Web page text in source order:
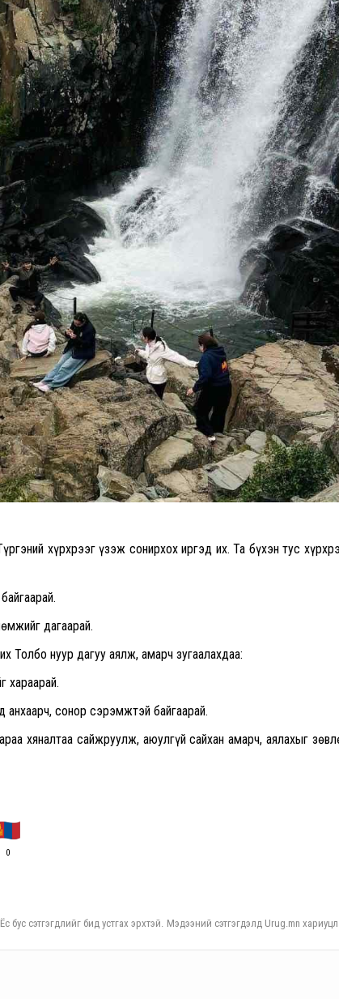
хүрхрээг үзэж сонирхох иргэд их. Та бүхэн тус
дагаарай.
Толбо нуур дагуу аялж, амарч зугаалахдаа:
хараарай.
анхаарч, сонор сэрэмжтэй байгаарай.
хяналтаа сайжруулж, аюулгүй сайхан амарч, аялахыг
0
бус сэтгэгдлийг бид устгах эрхтэй. Мэдээний сэтгэгдэлд Urug.mn